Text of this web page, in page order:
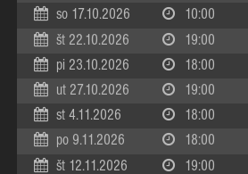
so 17.10.2026 10:00
št 22.10.2026 19:00
pi 23.10.2026 18:00
ut 27.10.2026 19:00
st 4.11.2026 18:00
po 9.11.2026 18:00
št 12.11.2026 19:00